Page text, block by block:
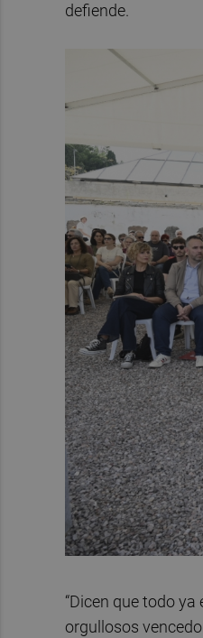
defiende.
“Dicen que todo
orgullosos